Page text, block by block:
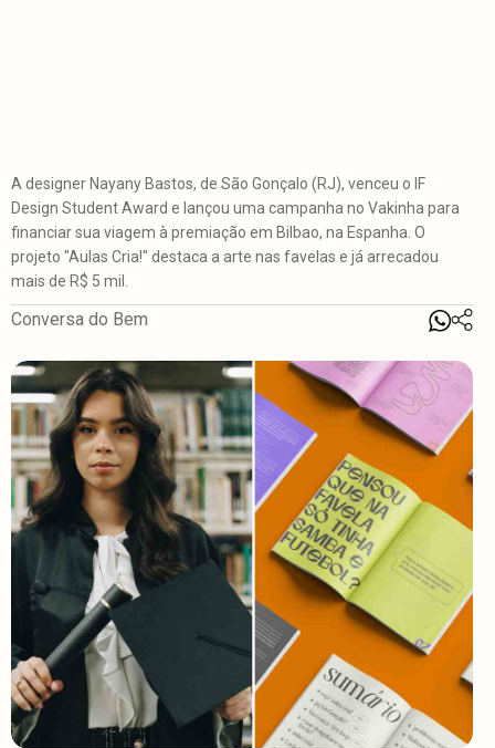
A designer Nayany Bastos, de São Gonçalo (RJ), venceu o IF
Design Student Award e lançou uma campanha no Vakinha para
financiar sua viagem à premiação em Bilbao, na Espanha. O
projeto "Aulas Cria!" destaca a arte nas favelas e já arrecadou
mais de R$ 5 mil.
Conversa do Bem